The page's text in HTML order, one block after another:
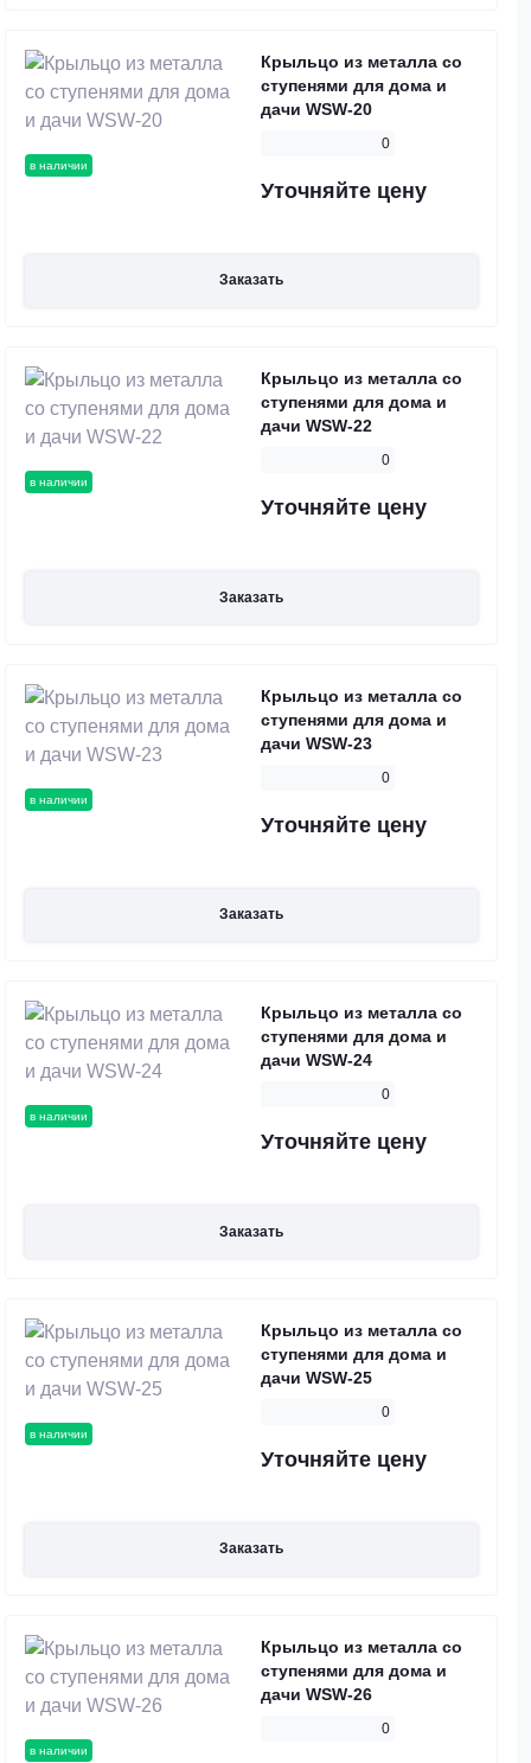
в наличии
Крыльцо из металла со
ступенями для дома и
дачи WSW-20
0
Уточняйте цену
Заказать
в наличии
Крыльцо из металла со
ступенями для дома и
дачи WSW-22
0
Уточняйте цену
Заказать
в наличии
Крыльцо из металла со
ступенями для дома и
дачи WSW-23
0
Уточняйте цену
Заказать
в наличии
Крыльцо из металла со
ступенями для дома и
дачи WSW-24
0
Уточняйте цену
Заказать
в наличии
Крыльцо из металла со
ступенями для дома и
дачи WSW-25
0
Уточняйте цену
Заказать
в наличии
Крыльцо из металла со
ступенями для дома и
дачи WSW-26
0